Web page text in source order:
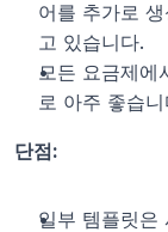
어를 추가로
고 있습니다.
모든 요금제에
로 아주 좋습니
단점:
일부 템플릿은